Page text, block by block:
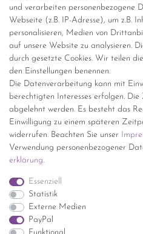
und verarbeiten personenbezogene
Webseite (z.B. IP-Adresse), um z.B.
personalisieren, Medien von
auf unsere Website zu analysieren.
durch gesetzte Cookies. Wir teilen
den Einstellungen benennen.
Die Datenverarbeitung kann mit
berechtigten Interesses erfolgen.
abgelehnt werden. Es besteht das
Einwilligung zu einem späteren
widerrufen. Beachten Sie unser
Verwendung personenbezogener
erklärung.
Essenziell
Statistik
Externe Medien
PayPal
Versandinformationen
Versand per GLS (6,90 Euro) oder
(innerhalb Deutschlands)
kostenfreie Lieferung ab 150 Euro
Deutschlands)
Übersicht Internationale
Wir kaufen an
Sie haben zuviel Porzellan im
Einfach unverbindliches Angebot
*Endpreis inkl. MwSt. (Dieser
UStG der
Mehrwertsteuer auf der